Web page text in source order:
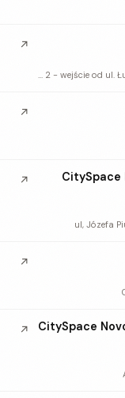
↗
↗
CitySpace
ul, Józefa
↗
↗
CitySpace
↗